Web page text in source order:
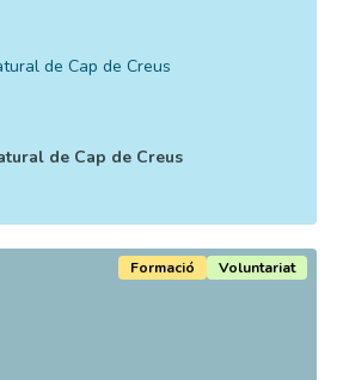
de Cap de Creus
de Cap de Creus
Formació Voluntariat